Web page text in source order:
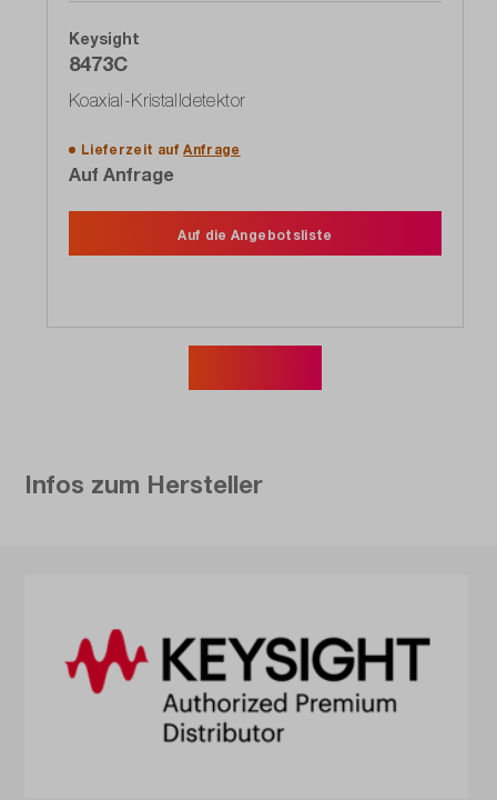
Keysight
8473C
Koaxial-Kristalldetektor
Lieferzeit aufAnfrage
Auf Anfrage
Auf die Angebotsliste
Infos zum Hersteller